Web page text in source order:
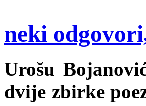
neki
Urošu
dvije zbirke